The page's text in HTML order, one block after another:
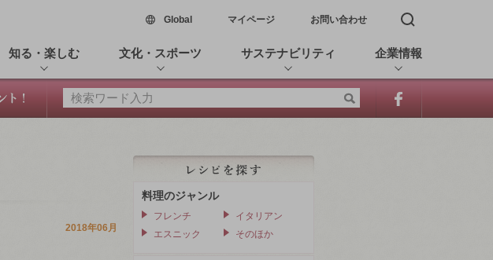
Global新しいウィンドウで開く
マイページ お問い合わせ 検索窓を開く
知る・楽しむ 文化・スポーツ サステナビリティ 企業情報
2018年06月
料理のジャンル
フレンチ
イタリアン
エスニック
そのほか